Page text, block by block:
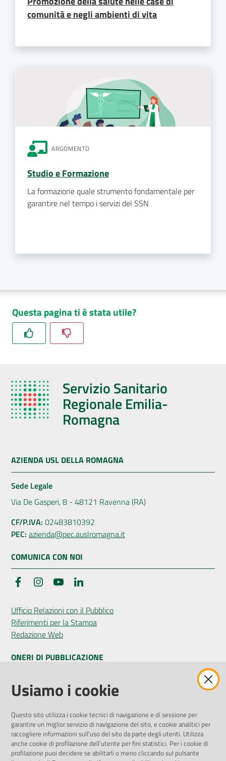
comunità e negli ambienti di vita
ARGOMENTO
Studio e Formazione
La formazione quale strumento fondamentale per
garantire nel tempo i servizi del SSN
Questa pagina ti è stata utile?
Servizio Sanitario
Regionale Emilia-
Romagna
AZIENDA USL DELLA ROMAGNA
Sede Legale
Via De Gasperi, 8 - 48121 Ravenna (RA)
CF/P.IVA: 02483810392
PEC: azienda@pec.auslromagna.it
COMUNICA CON NOI
FacebookInstagramYouTube
Ufficio Relazioni con il Pubblico
Riferimenti per la Stampa
Redazione Web
ONERI DI PUBBLICAZIONE
Amministrazione Trasparente
Pubblicità legale
Privacy Policy
Attuazione Misure PNRR
Liste di Attesa
Usiamo i cookie
Questo sito utilizza i cookie tecnici di navigazione e di sessione per
garantire un miglior servizio di navigazione del sito, e cookie analitici per
raccogliere informazioni sull'uso del sito da parte degli utenti. Utilizza
anche cookie di profilazione dell'utente per fini statistici. Per i cookie di
profilazione puoi decidere se abilitarli o meno cliccando sul pulsante